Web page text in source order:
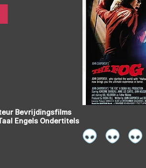
Bevrijdingsfilms
Engels Ondertitels